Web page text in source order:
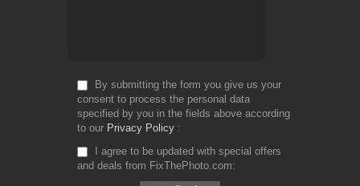
By submitting the form you give us your
consent to process the personal data
specified by you in the fields above according
to our Privacy Policy
I agree to be updated with special offers
and deals from FixThePhoto.com